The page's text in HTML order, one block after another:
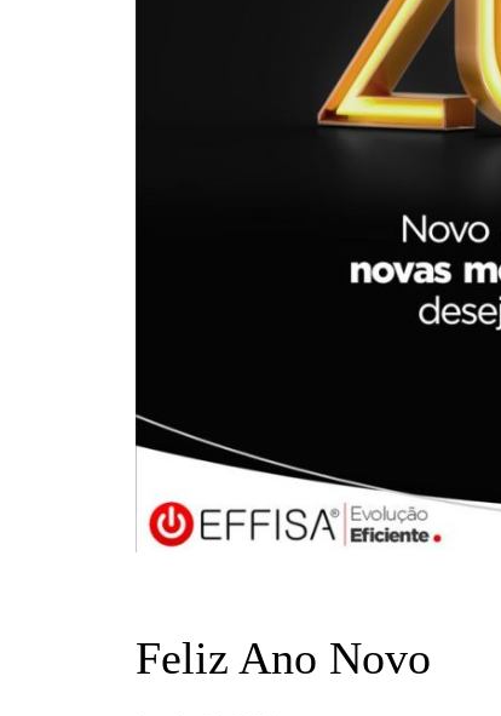
Feliz Ano Novo